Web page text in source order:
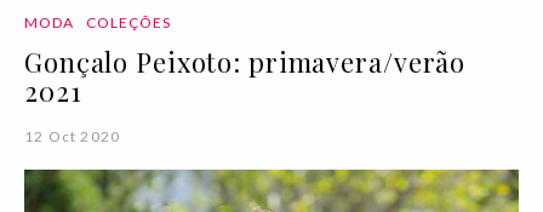
MODA COLEÇÕES
Gonçalo Peixoto: primavera/verão
2021
12 Oct 2020